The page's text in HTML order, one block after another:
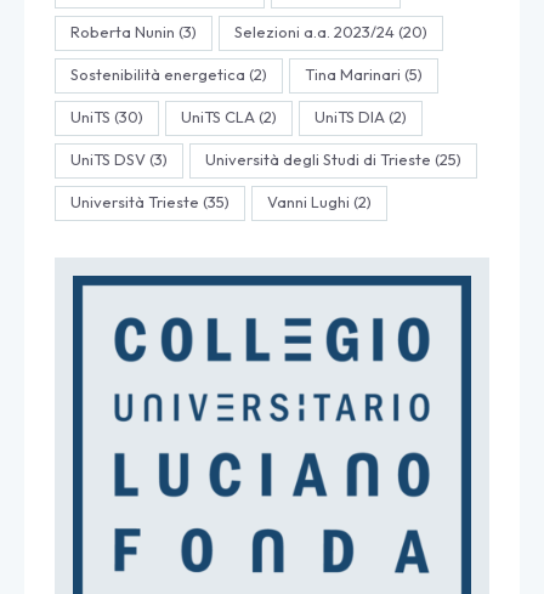
Roberta Nunin (3) Selezioni a.a. 2023/24(20)
Sostenibilità energetica (2) Tina Marinari (5)
UniTS (30) UniTS CLA (2) UniTS DIA (2)
UniTS DSV(3) Università degli Studi di Trieste (25)
Università Trieste (35) Vanni Lughi (2)